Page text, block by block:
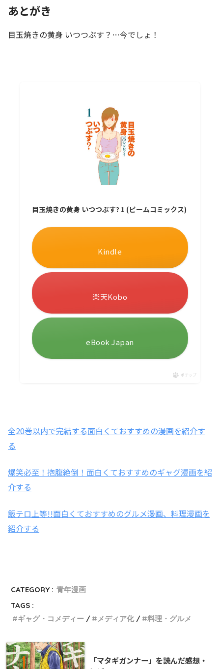
あとがき
目玉焼きの黄身 いつつぶす？…今でしょ！
目玉焼きの黄身 いつつぶす? 1 (ビームコミックス)
Kindle
楽天Kobo
eBook Japan
ポチップ
全20巻以内で完結する面白くておすすめの漫画を紹介す
る
爆笑必至！抱腹絶倒！面白くておすすめのギャグ漫画を紹
介する
飯テロ上等!!面白くておすすめのグルメ漫画、料理漫画を
紹介する
CATEGORY : 青年漫画
TAGS :
ギャグ・コメディー
メディア化 料理・グルメ
「マタギガンナー」を読んだ感想・